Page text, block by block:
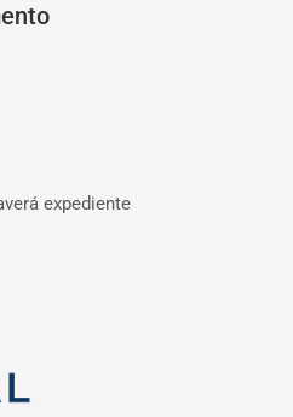
expediente